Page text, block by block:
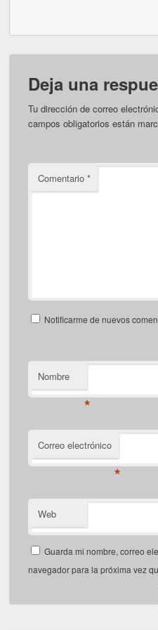
Deja una
Tu dirección de correo
campos obligatorios están
Comentario*
Notificarme de nuevos
Nombre
*
Correo electrónico
*
Web
Guarda mi nombre, correo
navegador para la próxima vez